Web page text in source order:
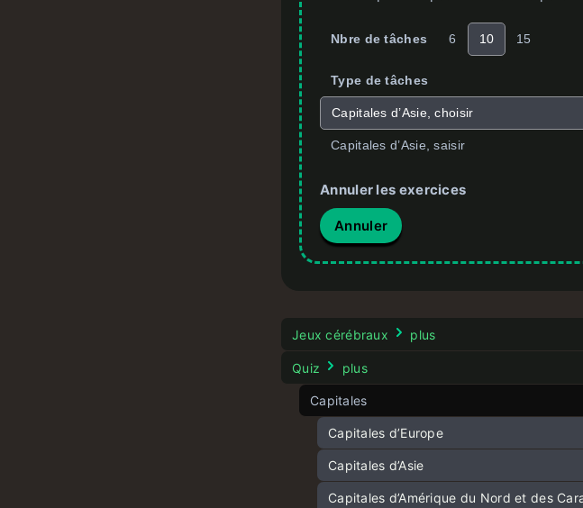
Nbre de tâches 6 10 15
Type de tâches
Capitales d’Asie, choisir
Capitales d’Asie, saisir
Annuler les exercices
Annuler
Jeux cérébraux plus
Quiz plus
Capitales
Capitales d’Europe
Capitales d’Asie
Capitales d’Amérique du Nord et des